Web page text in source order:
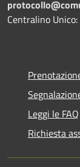
Centralino
Leggi le FAQ
Richiesta